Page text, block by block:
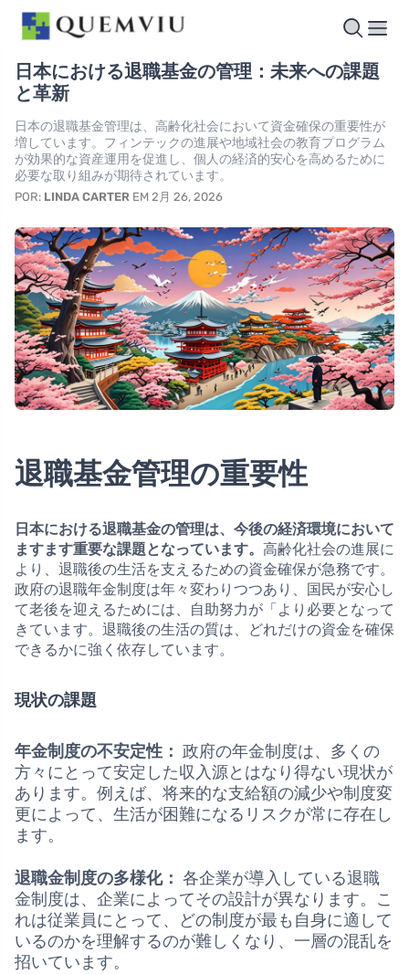
日本における退職基金の管理：未来への課題
と革新
日本の退職基金管理は、高齢化社会において資金確保の重要性が
増しています。フィンテックの進展や地域社会の教育プログラム
が効果的な資産運用を促進し、個人の経済的安心を高めるために
必要な取り組みが期待されています。
POR: LINDA CARTER EM 2月 26, 2026
退職基金管理の重要性
日本における退職基金の管理は、今後の経済環境において
ますます重要な課題となっています。 高齢化社会の進展に
より、退職後の生活を支えるための資金確保が急務です。
政府の退職年金制度は年々変わりつつあり、国民が安心し
て老後を迎えるためには、自助努力が「より必要となって
きています。退職後の生活の質は、どれだけの資金を確保
できるかに強く依存しています。
現状の課題
年金制度の不安定性： 政府の年金制度は、多くの
方々にとって安定した収入源とはなり得ない現状が
あります。例えば、将来的な支給額の減少や制度変
更によって、生活が困難になるリスクが常に存在し
ます。
退職金制度の多様化： 各企業が導入している退職
金制度は、企業によってその設計が異なります。こ
れは従業員にとって、どの制度が最も自身に適して
いるのかを理解するのが難しくなり、一層の混乱を
招いています。